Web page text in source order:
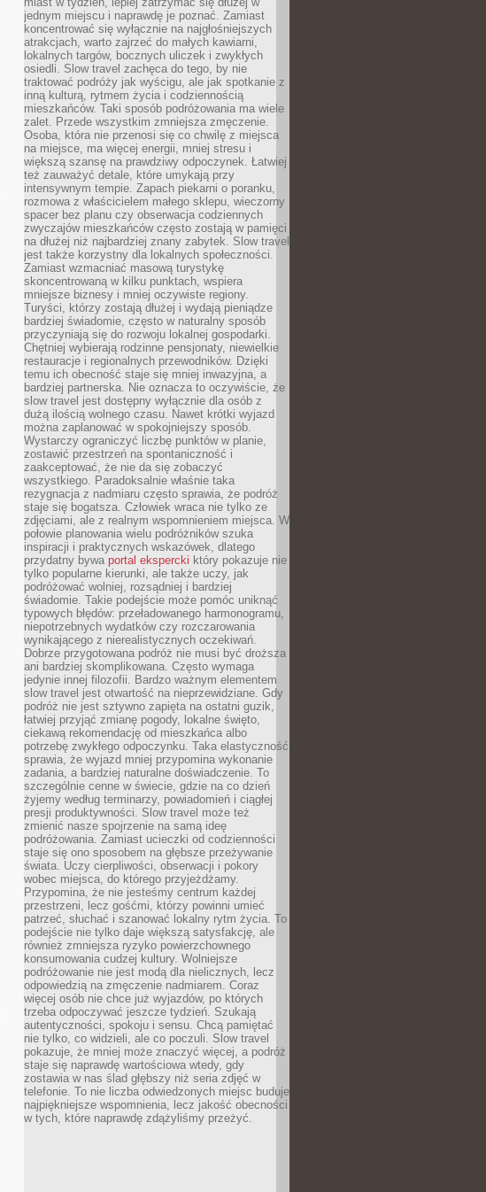
jednym miejscu i naprawdę je poznać. Zamiast
koncentrować się wyłącznie na najgłośniejszych
atrakcjach, warto zajrzeć do małych kawiarni,
lokalnych targów, bocznych uliczek i zwykłych
osiedli. Slow travel zachęca do tego, by nie
traktować podróży jak wyścigu, ale jak spotkanie z
inną kulturą, rytmem życia i codziennością
mieszkańców. Taki sposób podróżowania ma wiele
zalet. Przede wszystkim zmniejsza zmęczenie.
Osoba, która nie przenosi się co chwilę z miejsca
na miejsce, ma więcej energii, mniej stresu i
większą szansę na prawdziwy odpoczynek. Łatwiej
też zauważyć detale, które umykają przy
intensywnym tempie. Zapach piekarni o poranku,
rozmowa z właścicielem małego sklepu, wieczorny
spacer bez planu czy obserwacja codziennych
zwyczajów mieszkańców często zostają w pamięci
na dłużej niż najbardziej znany zabytek. Slow travel
jest także korzystny dla lokalnych społeczności.
Zamiast wzmacniać masową turystykę
skoncentrowaną w kilku punktach, wspiera
mniejsze biznesy i mniej oczywiste regiony.
Turyści, którzy zostają dłużej i wydają pieniądze
bardziej świadomie, często w naturalny sposób
przyczyniają się do rozwoju lokalnej gospodarki.
Chętniej wybierają rodzinne pensjonaty, niewielkie
restauracje i regionalnych przewodników. Dzięki
temu ich obecność staje się mniej inwazyjna, a
bardziej partnerska. Nie oznacza to oczywiście, że
slow travel jest dostępny wyłącznie dla osób z
dużą ilością wolnego czasu. Nawet krótki wyjazd
można zaplanować w spokojniejszy sposób.
Wystarczy ograniczyć liczbę punktów w planie,
zostawić przestrzeń na spontaniczność i
zaakceptować, że nie da się zobaczyć
wszystkiego. Paradoksalnie właśnie taka
rezygnacja z nadmiaru często sprawia, że podróż
staje się bogatsza. Człowiek wraca nie tylko ze
zdjęciami, ale z realnym wspomnieniem miejsca. W
połowie planowania wielu podróżników szuka
inspiracji i praktycznych wskazówek, dlatego
przydatny bywa portal ekspercki który pokazuje nie
tylko popularne kierunki, ale także uczy, jak
podróżować wolniej, rozsądniej i bardziej
świadomie. Takie podejście może pomóc uniknąć
typowych błędów: przeładowanego harmonogramu,
niepotrzebnych wydatków czy rozczarowania
wynikającego z nierealistycznych oczekiwań.
Dobrze przygotowana podróż nie musi być droższa
ani bardziej skomplikowana. Często wymaga
jedynie innej filozofii. Bardzo ważnym elementem
slow travel jest otwartość na nieprzewidziane. Gdy
podróż nie jest sztywno zapięta na ostatni guzik,
łatwiej przyjąć zmianę pogody, lokalne święto,
ciekawą rekomendację od mieszkańca albo
potrzebę zwykłego odpoczynku. Taka elastyczność
sprawia, że wyjazd mniej przypomina wykonanie
zadania, a bardziej naturalne doświadczenie. To
szczególnie cenne w świecie, gdzie na co dzień
żyjemy według terminarzy, powiadomień i ciągłej
presji produktywności. Slow travel może też
zmienić nasze spojrzenie na samą ideę
podróżowania. Zamiast ucieczki od codzienności
staje się ono sposobem na głębsze przeżywanie
świata. Uczy cierpliwości, obserwacji i pokory
wobec miejsca, do którego przyjeżdżamy.
Przypomina, że nie jesteśmy centrum każdej
przestrzeni, lecz gośćmi, którzy powinni umieć
patrzeć, słuchać i szanować lokalny rytm życia. To
podejście nie tylko daje większą satysfakcję, ale
również zmniejsza ryzyko powierzchownego
konsumowania cudzej kultury. Wolniejsze
podróżowanie nie jest modą dla nielicznych, lecz
odpowiedzią na zmęczenie nadmiarem. Coraz
więcej osób nie chce już wyjazdów, po których
trzeba odpoczywać jeszcze tydzień. Szukają
autentyczności, spokoju i sensu. Chcą pamiętać
nie tylko, co widzieli, ale co poczuli. Slow travel
pokazuje, że mniej może znaczyć więcej, a podróż
staje się naprawdę wartościowa wtedy, gdy
zostawia w nas ślad głębszy niż seria zdjęć w
telefonie. To nie liczba odwiedzonych miejsc buduje
najpiękniejsze wspomnienia, lecz jakość obecności
w tych, które naprawdę zdążyliśmy przeżyć.